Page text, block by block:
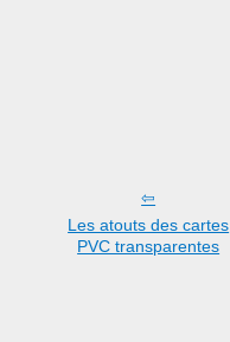
Les atouts des cartes
PVC transparentes